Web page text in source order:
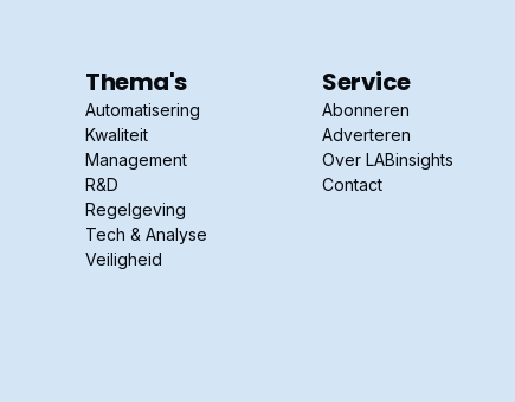
Thema's
Automatisering
Kwaliteit
Management
R&D
Regelgeving
Tech & Analyse
Veiligheid
Service
Abonneren
Adverteren
Over LABinsights
Contact